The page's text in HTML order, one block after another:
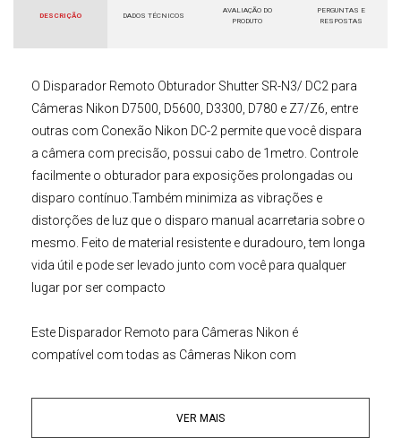
DESCRIÇÃO DADOS TÉCNICOS
AVALIAÇÃO DO
PRODUTO
PERGUNTAS E
RESPOSTAS
O Disparador Remoto Obturador Shutter SR-N3/ DC2 para
Câmeras Nikon D7500, D5600, D3300, D780 e Z7/Z6 , entre
outras com Conexão Nikon DC-2 permite que você dispara
a câmera com precisão, possui cabo de 1metro. Controle
facilmente o obturador para exposições prolongadas ou
disparo contínuo.Também minimiza as vibrações e
distorções de luz que o disparo manual acarretaria sobre o
mesmo. Feito de material resistente e duradouro, tem longa
vida útil e pode ser levado junto com você para qualquer
lugar por ser compacto
Este Disparador Remoto para Câmeras Nikon é
compatível com todas as Câmeras Nikon com
VER MAIS